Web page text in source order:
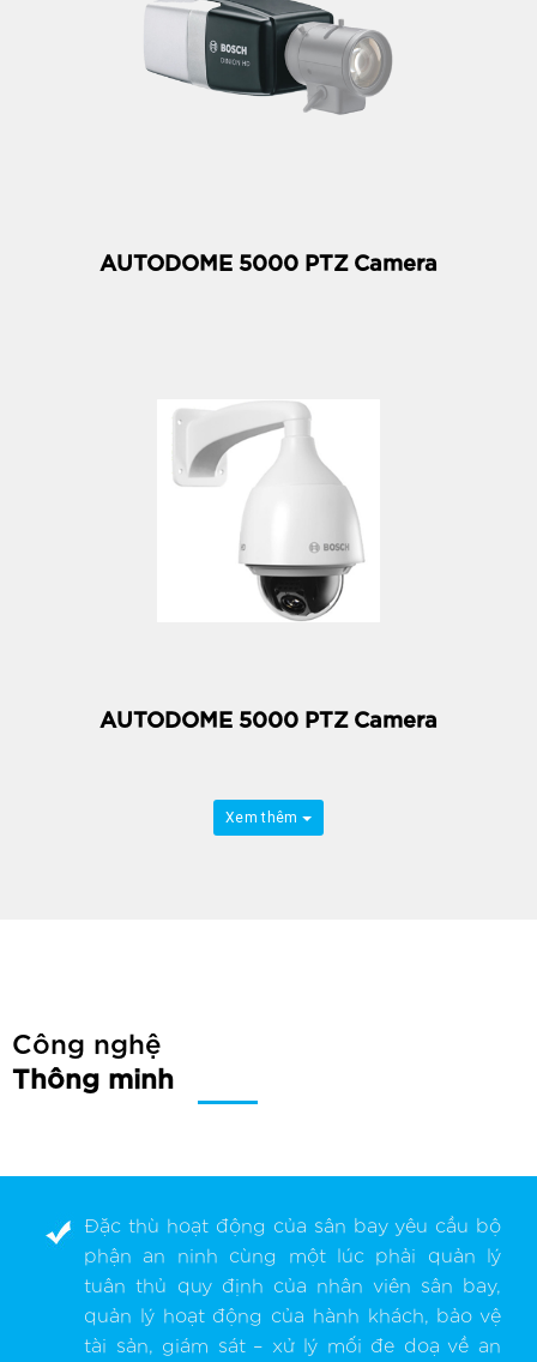
AUTODOME 5000 PTZ Camera
AUTODOME 5000 PTZ Camera
Xem thêm
Công nghệ
Thông minh
Đặc thù hoạt động của sân bay yêu cầu bộ
phận an ninh cùng một lúc phải quản lý
tuân thủ quy định của nhân viên sân bay,
quản lý hoạt động của hành khách, bảo vệ
tài sản, giám sát – xử lý mối đe doạ về an